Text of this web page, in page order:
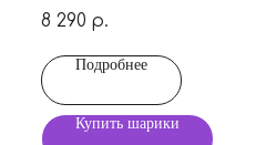
8 290 р.
Подробнее
Купить шарики